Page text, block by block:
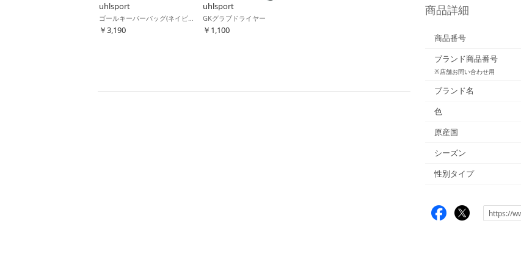
uhlsport
￥3,190
uhlsport
GKグラブドライヤー
￥1,100
商品詳細
商品番号
ブランド商品番号
※店舗お問い合わせ用
ブランド名
色
原産国
シーズン
性別タイプ